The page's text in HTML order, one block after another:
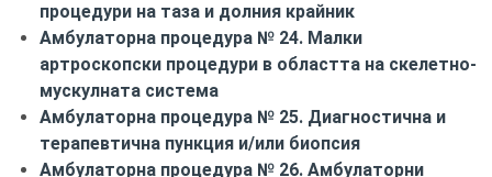
процедури на таза и долния крайник
Амбулаторна процедура № 24. Малки
артроскопски процедури в областта на скелетно-
мускулната система
Амбулаторна процедура № 25. Диагностична и
терапевтична пункция и/или биопсия
Амбулаторна процедура № 26. Амбулаторни